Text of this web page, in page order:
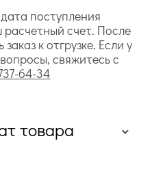
поступления
счет. После
к отгрузке. Если у
свяжитесь с
64-34
товара